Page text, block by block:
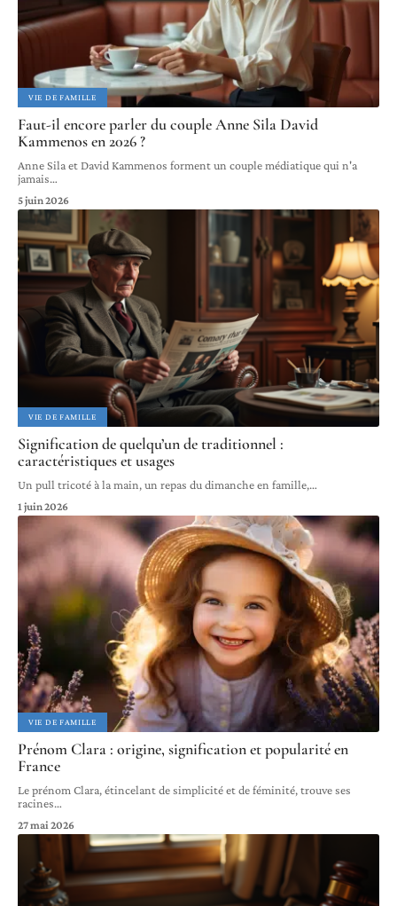
VIE DE FAMILLE
Faut-il encore parler du couple Anne Sila David
Kammenos en 2026 ?
Anne Sila et David Kammenos forment un couple médiatique qui n'a
jamais…
5 juin 2026
VIE DE FAMILLE
Signification de quelqu’un de traditionnel :
caractéristiques et usages
Un pull tricoté à la main, un repas du dimanche en famille,…
1 juin 2026
VIE DE FAMILLE
Prénom Clara : origine, signification et popularité en
France
Le prénom Clara, étincelant de simplicité et de féminité, trouve ses
racines…
27 mai 2026